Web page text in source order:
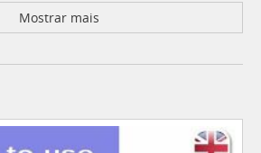
Mostrar mais